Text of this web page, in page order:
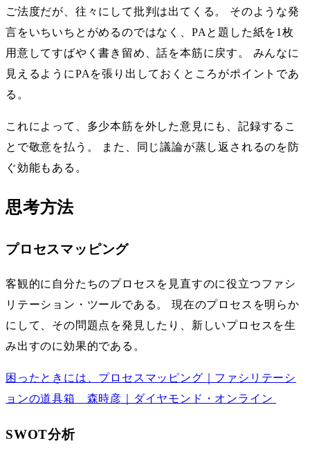
ご法度だが、往々にして批判は出てくる。 そのような発
言をいちいちとがめるのではなく、PAと題した紙を1枚
用意してすばやく書き留め、話を本筋に戻す。 みんなに
見えるようにPAを張り出しておくところがポイントであ
る。
これによって、多少本筋を外した意見にも、記録するこ
とで敬意を払う。 また、同じ議論が蒸し返されるのを防
ぐ効能もある。
思考方法
プロセスマッピング
客観的に自分たちのプロセスを見直すのに役立つファシ
リテーション・ツールである。 現在のプロセスを明らか
にして、その問題点を発見したり、新しいプロセスを生
み出すのに効果的である。
困ったときには、プロセスマッピング｜ファシリテーシ
ョンの道具箱 森時彦｜ダイヤモンド・オンライン
SWOT分析